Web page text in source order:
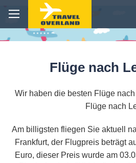
Flüge nach
Wir haben die besten Flüge
Flüge nach
Am billigsten fliegen Sie aktuell
Frankfurt, der Flugpreis beträgt
Euro, dieser Preis wurde am